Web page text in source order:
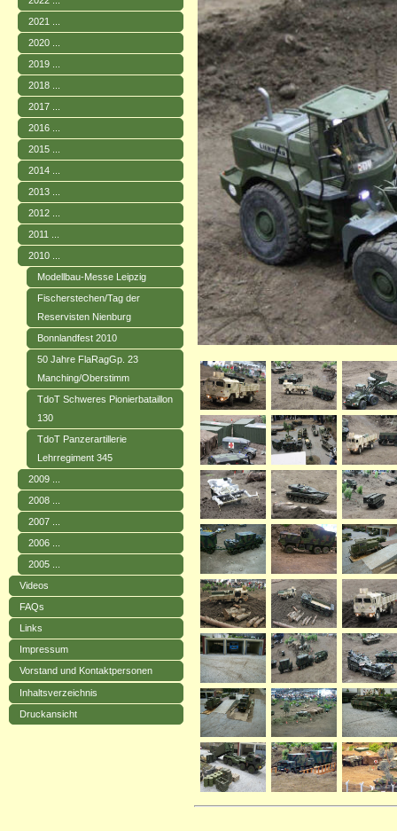
2021 ...
2020 ...
2019 ...
2018 ...
2017 ...
2016 ...
2015 ...
2014 ...
2013 ...
2012 ...
2011 ...
2010 ...
Modellbau-Messe Leipzig
Fischerstechen/Tag der
Reservisten Nienburg
Bonnlandfest 2010
50 Jahre FlaRagGp. 23
Manching/Oberstimm
TdoT Schweres Pionierbataillon
130
TdoT Panzerartillerie
Lehrregiment 345
2009 ...
2008 ...
2007 ...
2006 ...
2005 ...
Videos
FAQs
Links
Impressum
Vorstand und Kontaktpersonen
Inhaltsverzeichnis
Druckansicht